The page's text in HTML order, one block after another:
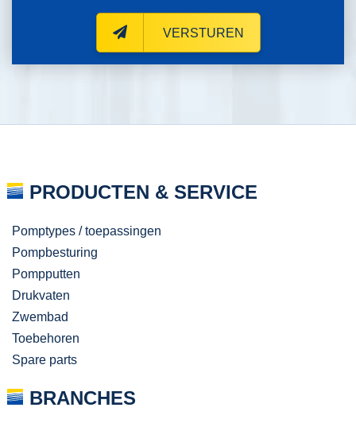
VERSTUREN
PRODUCTEN & SERVICE
Pomptypes / toepassingen
Pompbesturing
Pompputten
Drukvaten
Zwembad
Toebehoren
Spare parts
BRANCHES